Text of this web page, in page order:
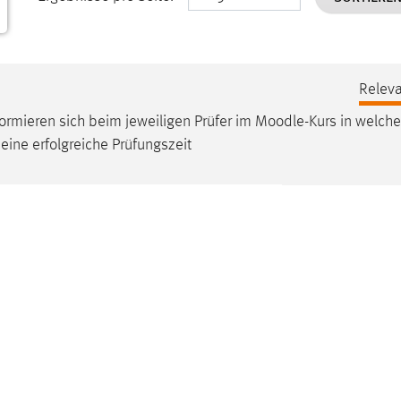
sich beim jeweiligen Prüfer im Moodle-Kurs in
erfolgreiche Prüfungszeit